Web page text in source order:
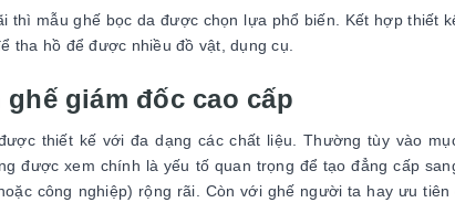
thì mẫu ghế bọc da được chọn lựa phổ biến. Kết hợp thiết
tha hồ để được nhiều đồ vật, dụng cụ.
giám đốc cao cấp
thiết kế với đa dạng các chất liệu. Thường tùy vào
được xem chính là yếu tố quan trọng để tạo đẳng cấp
công nghiệp) rộng rãi. Còn với ghế người ta hay ưu